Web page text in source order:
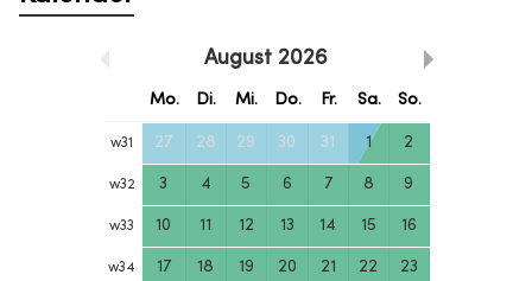
August 2026
Mo. Di. Mi. Do. Fr. Sa. So.
w31 27 28 29 30 31 1 2
w32 3 4 5 6 7 8 9
w33 10 11 12 13 14 15 16
w34 17 18 19 20 21 22 23